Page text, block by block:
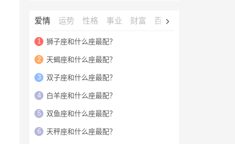
爱情 运势 性格 事业 财富 百科
1 狮子座和什么座最配？
2 天蝎座和什么座最配？
3 双子座和什么座最配？
4 白羊座和什么座最配？
5 双鱼座和什么座最配？
6 天秤座和什么座最配？